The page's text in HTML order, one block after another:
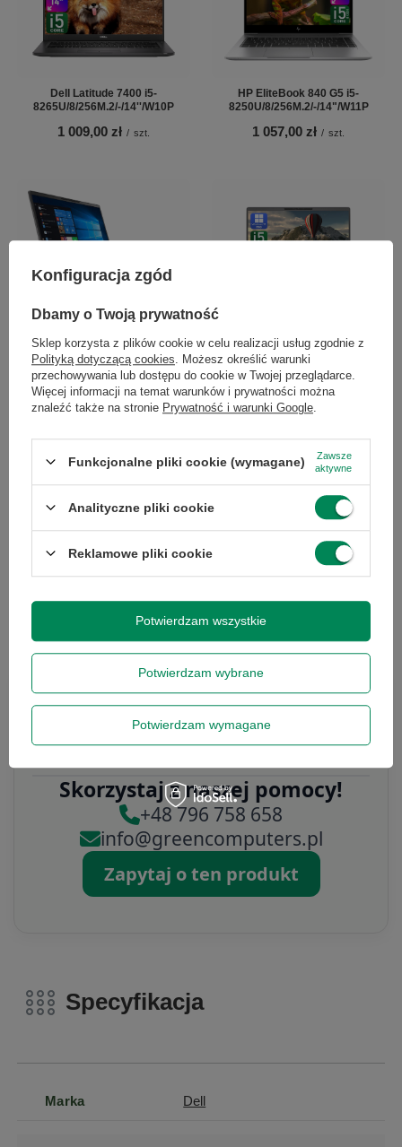
Dell Latitude 7400 i5-
8265U/8/256M.2/-/14''/W10P
1 009,00 zł / szt.
HP EliteBook 840 G5 i5-
8250U/8/256M.2/-/14"/W11P
1 057,00 zł / szt.
256M.2 14'' Win11Pro
913,00 zł / szt.
RAM 256GB M.2 14'' W11P
913,00 zł szt.
RAM 256GB M.2 13'' W11P
1 009,00 zł
Chcesz się w czymś upewnić lub
masz dodatkowe pytanie?
Skorzystaj z naszej pomocy!
+48 796 758 658
info@greencomputers.pl
Zapytaj o ten produkt
Specyfikacja
Marka Dell
Konfiguracja zgód
Dbamy o Twoją prywatność
Sklep korzysta z plików cookie w celu realizacji usług zgodnie z
Polityką dotyczącą cookies . Możesz określić warunki
przechowywania lub dostępu do cookie w Twojej przeglądarce.
Więcej informacji na temat warunków i prywatności można
znaleźć także na stronie Prywatność i warunki Google
Funkcjonalne pliki cookie (wymagane)
Zawsze
aktywne
Analityczne pliki cookie
Reklamowe pliki cookie
Potwierdzam wybrane
Potwierdzam wymagane
Potwierdzam wszystkie